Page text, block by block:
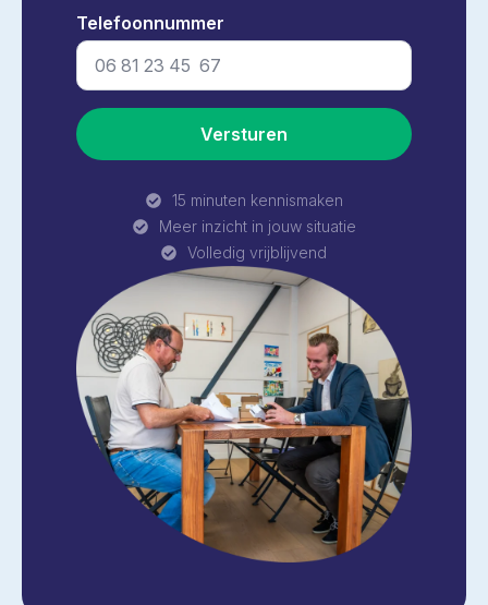
Telefoonnummer
Versturen
15 minuten kennismaken
Meer inzicht in jouw situatie
Volledig vrijblijvend